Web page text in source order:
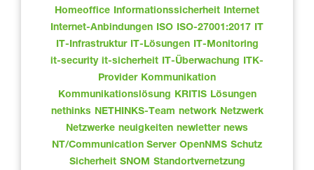
Homeoffice Informationssicherheit Internet
Internet-Anbindungen ISO ISO-27001:2017 IT
IT-Infrastruktur IT-Lösungen IT-Monitoring
it-security it-sicherheit IT-Überwachung
ITK-
Provider Kommunikation
Kommunikationslösung
KRITIS Lösungen
nethinks NETHINKS-Team network Netzwerk
Netzwerke neuigkeiten newletter news
NT/Communication Server OpenNMS Schutz
Sicherheit SNOM Standortvernetzung